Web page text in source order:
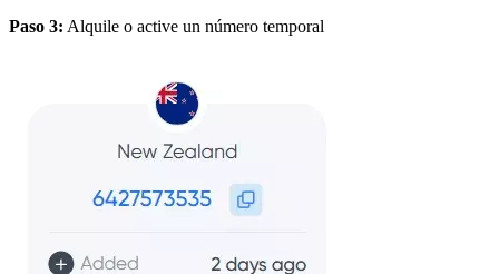
Paso 3: Alquile o active un número temporal